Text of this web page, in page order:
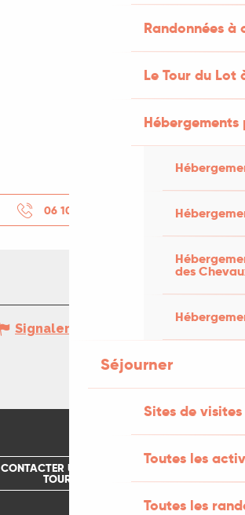
Randonnées
Le Tour du Lot
des
Séjourner
Sites de visites
Toutes les
Toutes les
06 10 99 21
Signaler une erreur
CONTACTER UN OFFICE DE
TOURISME